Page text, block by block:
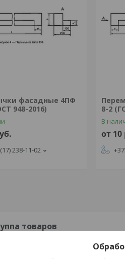
фасадные 4ПФ
948-2016)
238-11-02
8-2
В
от 10
товаров